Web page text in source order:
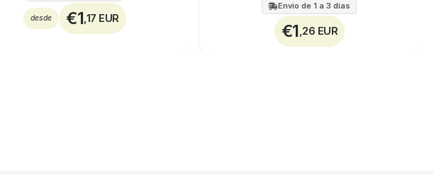
desde €1 ,17 EUR
Envio de 1 a 3 dias
€1 ,26 EUR